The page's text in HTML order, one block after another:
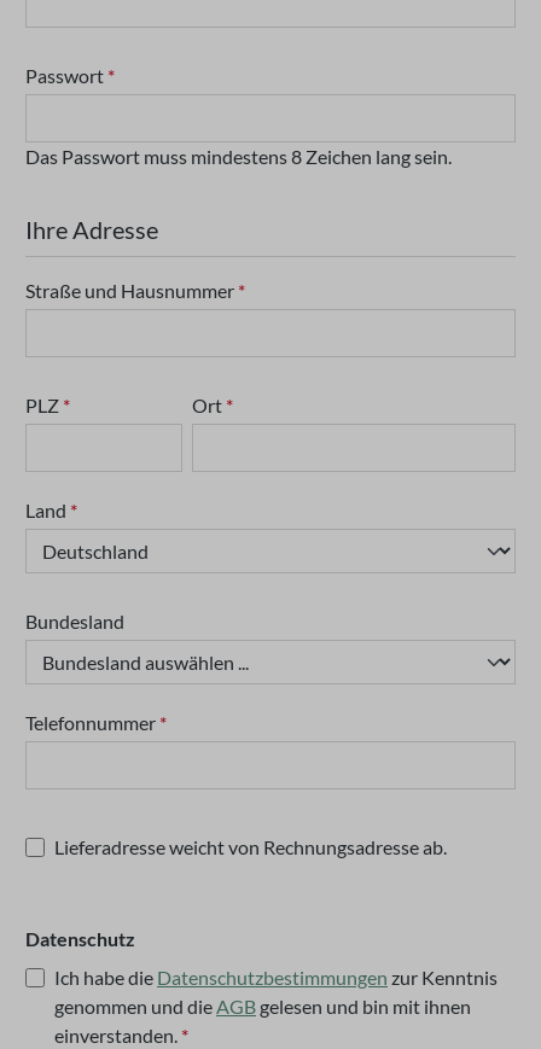
Passwort *
Das Passwort muss mindestens 8 Zeichen lang sein.
Ihre Adresse
Straße und Hausnummer *
PLZ * Ort *
Land *
Bundesland
Telefonnummer *
Lieferadresse weicht von Rechnungsadresse ab.
Datenschutz
Ich habe die Datenschutzbestimmungen zur Kenntnis
genommen und dieAGB gelesen und bin mit ihnen
einverstanden. *